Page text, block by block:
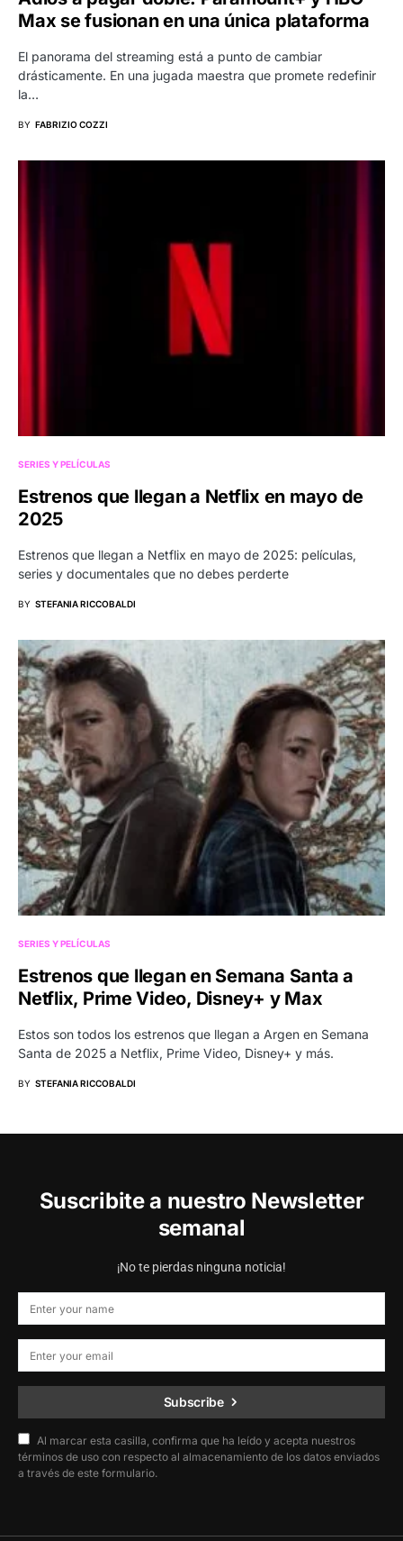
Max se fusionan en una única plataforma
El panorama del streaming está a punto de cambiar
drásticamente. En una jugada maestra que promete redefinir
la…
BY FABRIZIO COZZI
SERIES Y PELÍCULAS
Estrenos que llegan a Netflix en mayo de
2025
Estrenos que llegan a Netflix en mayo de 2025: películas,
series y documentales que no debes perderte
BY STEFANIA RICCOBALDI
SERIES Y PELÍCULAS
Estrenos que llegan en Semana Santa a
Netflix, Prime Video, Disney+ y Max
Estos son todos los estrenos que llegan a Argen en Semana
Santa de 2025 a Netflix, Prime Video, Disney+ y más.
BY STEFANIA RICCOBALDI
Suscribite a nuestro Newsletter
semanal
¡No te pierdas ninguna noticia!
Subscribe
Al marcar esta casilla, confirma que ha leído y acepta nuestros
términos de uso con respecto al almacenamiento de los datos enviados
a través de este formulario.